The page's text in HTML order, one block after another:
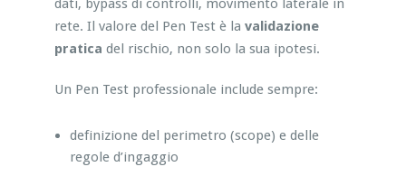
dati, bypass di controlli, movimento laterale in
rete. Il valore del Pen Test è la validazione
pratica del rischio, non solo la sua ipotesi.
Un Pen Test professionale include sempre:
definizione del perimetro (scope) e delle
regole d’ingaggio